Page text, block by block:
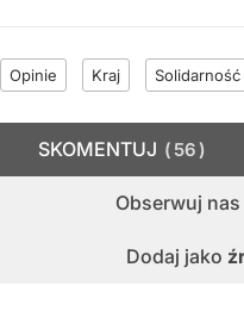
Opinie Kraj Solidarność
Obserwuj nas
Dodaj jako
SKOMENTUJ 56